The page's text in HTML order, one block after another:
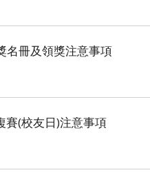
名冊及領獎注意事項
賽(校友日)注意事項